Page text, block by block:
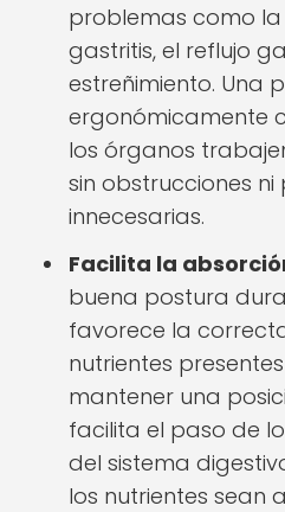
problemas como
gastritis, el reflujo
estreñimiento. Una
ergonómicamente
los órganos
sin obstrucciones ni
innecesarias.
Facilita la
buena postura
favorece la
nutrientes
mantener una
facilita el paso de
del sistema
los nutrientes sean